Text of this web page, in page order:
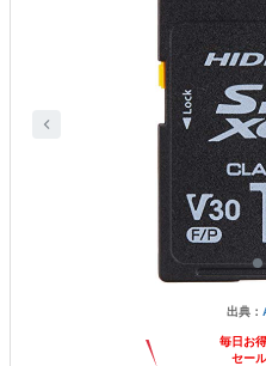
出典：
毎日お
セー